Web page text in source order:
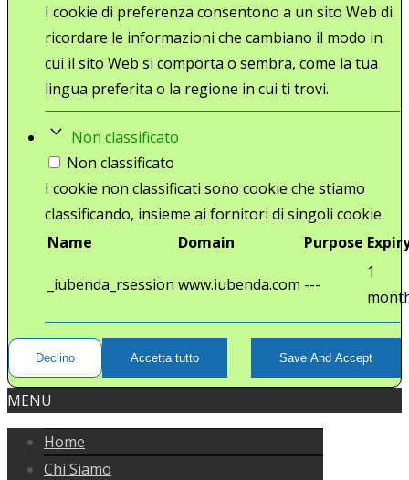
I cookie di preferenza consentono a un sito Web di
ricordare le informazioni che cambiano il modo in
cui il sito Web si comporta o sembra, come la tua
lingua preferita o la regione in cui ti trovi.
Non classificato
Non classificato
I cookie non classificati sono cookie che stiamo
classificando, insieme ai fornitori di singoli cookie.
Name
Domain Purpose
_iubenda_rsession www.iubenda.com ---
1
Declino Accetta tutto Save And Accept
MENU
Home
Chi Siamo